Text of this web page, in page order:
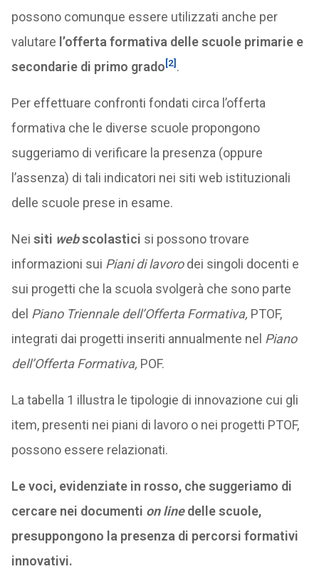
possono comunque essere utilizzati anche per
valutare l’offerta formativa delle scuole primarie e
secondarie di primo grado[2] .
Per effettuare confronti fondati circa l’offerta
formativa che le diverse scuole propongono
suggeriamo di verificare la presenza (oppure
l’assenza) di tali indicatori nei siti web istituzionali
delle scuole prese in esame.
Nei siti webscolastici si possono trovare
informazioni sui Piani di lavorodei singoli docenti e
sui progetti che la scuola svolgerà che sono parte
del Piano Triennale dell’Offerta Formativa, PTOF,
integrati dai progetti inseriti annualmente nel Piano
dell’Offerta Formativa, POF.
La tabella 1 illustra le tipologie di innovazione cui gli
item, presenti nei piani di lavoro o nei progetti PTOF,
possono essere relazionati.
Le voci, evidenziate in rosso, che suggeriamo di
cercare nei documenti on linedelle scuole,
presuppongono la presenza di percorsi formativi
innovativi.